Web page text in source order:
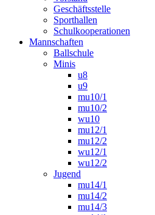
Geschäftsstelle
Sporthallen
Schulkooperationen
Mannschaften
Ballschule
Minis
u8
u9
mu10/1
mu10/2
wu10
mu12/1
mu12/2
wu12/1
wu12/2
Jugend
mu14/1
mu14/2
mu14/3